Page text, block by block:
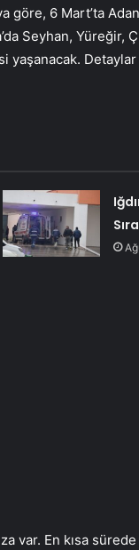
göre, 6 Mart’ta
Seyhan, Yüreğir,
yaşanacak.
var. En kısa